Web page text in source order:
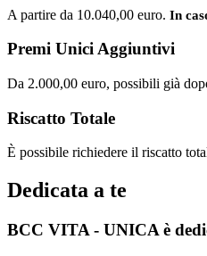
A partire da 10.040,00 euro. In
Premi Unici Aggiuntivi
Da 2.000,00 euro, possibili già
Riscatto Totale
È possibile richiedere il riscatto
Dedicata a te
BCC VITA - UNICA è